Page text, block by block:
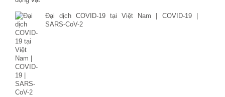
Đại dịch COVID-19 tại Việt Nam | COVID-19 |
SARS-CoV-2